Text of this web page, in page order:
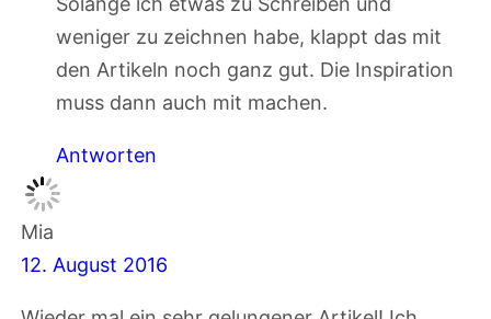
weniger zu zeichnen habe, klappt das mit
den Artikeln noch ganz gut. Die Inspiration
muss dann auch mit machen.
Antworten
Mia
12. August 2016